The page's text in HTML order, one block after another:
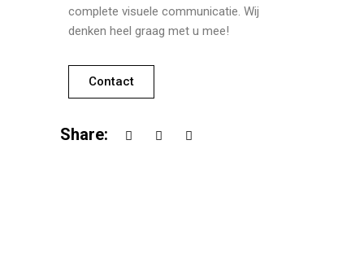
complete visuele communicatie. Wij
denken heel graag met u mee!
Contact
Share: